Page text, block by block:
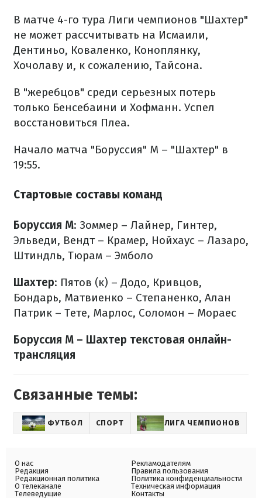
В матче 4-го тура Лиги чемпионов "Шахтер"
не может рассчитывать на Исмаили,
Дентиньо, Коваленко, Коноплянку,
Хочолаву и, к сожалению, Тайсона.
В "жеребцов" среди серьезных потерь
только Бенсебаини и Хофманн. Успел
восстановиться Плеа.
Начало матча "Боруссия" М – "Шахтер" в
19:55.
Стартовые составы команд
Боруссия М: Зоммер – Лайнер, Гинтер,
Эльведи, Вендт – Крамер, Нойхаус – Лазаро,
Штиндль, Тюрам – Эмболо
Шахтер: Пятов (к) – Додо, Кривцов,
Бондарь, Матвиенко – Степаненко, Алан
Патрик – Тете, Марлос, Соломон – Мораес
Боруссия М – Шахтер текстовая онлайн-
трансляция
Связанные темы:
ФУТБОЛ СПОРТ ЛИГА ЧЕМПИОНОВ
О нас
Редакция
Редакционная политика
О телеканале
Телеведущие
Рекламодателям
Правила пользования
Политика конфиденциальности
Техническая информация
Контакты